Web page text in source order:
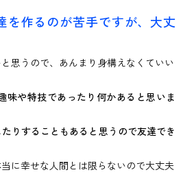
を作るのが苦手ですが、大丈
と思うので、あんまり身構えなくていい
味や特技であったり何かあると思いま
りすることもあると思うので友達でき
当に幸せな人間とは限らないので大丈夫